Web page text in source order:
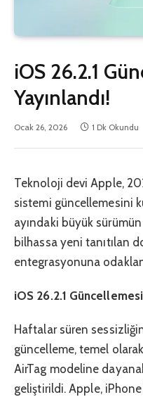
iOS 26.2.1
Yayınlandı!
Ocak 26, 2026 1 Dk Okundu
Teknoloji devi Apple,
sistemi güncellemesini
ayındaki büyük
bilhassa yeni tanıtılan
entegrasyonuna
iOS 26.2.1
Haftalar süren
güncelleme, temel
AirTag modeline
geliştirildi. Apple, iPhone